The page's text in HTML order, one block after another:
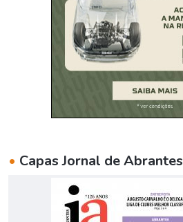
• Capas Jornal de Abrantes